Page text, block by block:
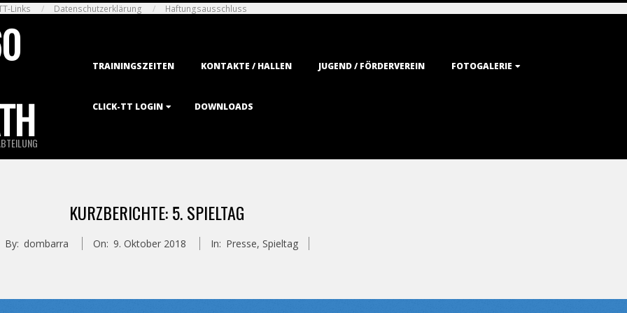
Links Datenschutzerklärung Haftungsausschluss
TRAININGSZEITEN KONTAKTE / HALLEN JUGEND / FÖRDERVEREIN FOTOGALERIE
CLICK-TT LOGIN DOWNLOADS
KURZBERICHTE: 5. SPIELTAG
By: dombarra On: 9. Oktober 2018 In: Presse, Spieltag